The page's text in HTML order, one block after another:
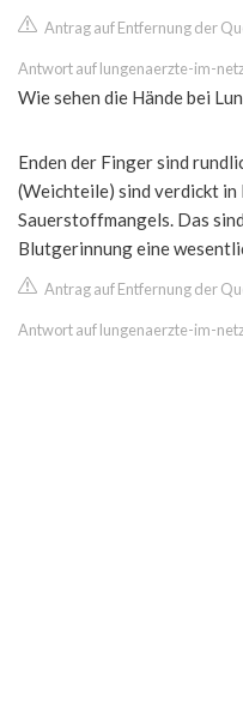
Antrag auf Entfernung der
Antwort auf lungenaerzte-im-
Wie sehen die Hände bei
Enden der Finger sind
(Weichteile) sind verdickt in
Sauerstoffmangels. Das
Blutgerinnung eine
Antrag auf Entfernung der
Antwort auf lungenaerzte-im-